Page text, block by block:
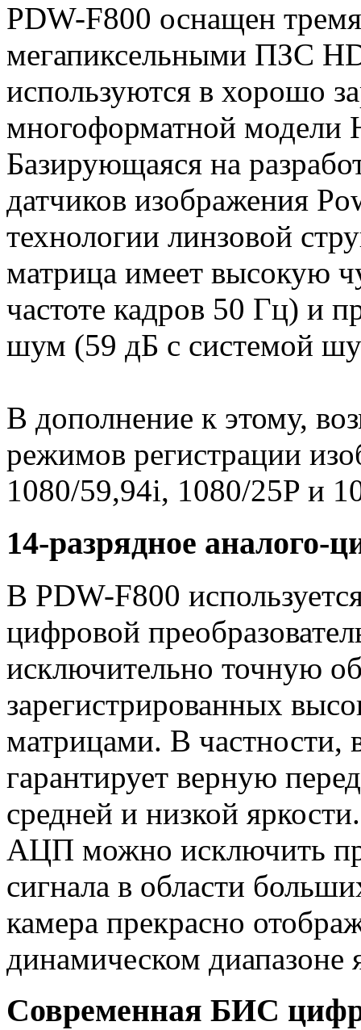
PDW-F800 оснащен
мегапиксельными ПЗС
используются в хорошо
многоформатной модели
Базирующаяся на
датчиков изображения
технологии линзовой
матрица имеет высокую
частоте кадров 50 Гц) и
шум (59 дБ с системой
В дополнение к этому,
режимов регистрации
1080/59,94i, 1080/25P и
14-разрядное аналого-
В PDW-F800
цифровой
исключительно точную
зарегистрированных
матрицами. В частности,
гарантирует верную
средней и низкой
АЦП можно исключить
сигнала в области
камера прекрасно
динамическом диапазоне
Современная БИС